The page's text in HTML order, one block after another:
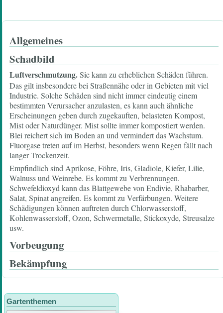
Allgemeines
Schadbild
Luftverschmutzung.Sie kann zu erheblichen Schäden führen.
Das gilt insbesondere bei Straßennähe oder in Gebieten mit viel
Industrie. Solche Schäden sind nicht immer eindeutig einem
bestimmten Verursacher anzulasten, es kann auch ähnliche
Erscheinungen geben durch zugekauften, belasteten Kompost,
Mist oder Naturdünger. Mist sollte immer kompostiert werden.
Blei reichert sich im Boden an und vermindert das Wachstum.
Fluorgase treten auf im Herbst, besonders wenn Regen fällt nach
langer Trockenzeit.
Empfindlich sind Aprikose, Föhre, Iris, Gladiole, Kiefer, Lilie,
Walnuss und Weinrebe. Es kommt zu Verbrennungen.
Schwefeldioxyd kann das Blattgewebe von Endivie, Rhabarber,
Salat, Spinat angreifen. Es kommt zu Verfärbungen. Weitere
Schädigungen können auftreten durch Chlorwasserstoff,
Kohlenwasserstoff, Ozon, Schwermetalle, Stickoxyde, Streusalze
usw.
Vorbeugung
Bekämpfung
Gartenthemen